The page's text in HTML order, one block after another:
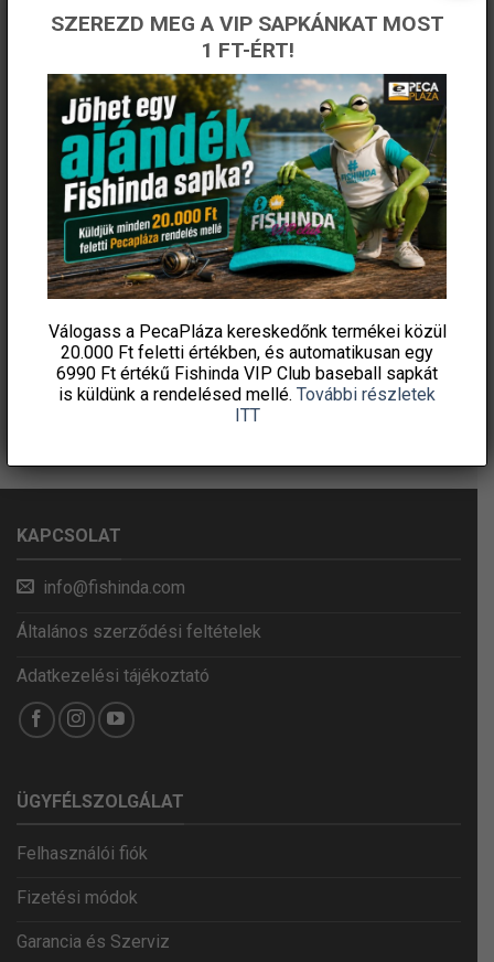
ÉRTESÜLJ ELSŐKÉNT! IRATKOZZ FEL A
HÍRLEVELÜNKRE!
KAPCSOLAT
info@fishinda.com
Általános szerződési feltételek
Adatkezelési tájékoztató
ÜGYFÉLSZOLGÁLAT
Felhasználói fiók
Fizetési módok
Garancia és Szerviz
SZEREZD MEG A VIP SAPKÁNKAT MOST
1 FT-ÉRT!
Válogass a PecaPláza kereskedőnk termékei közül
20.000 Ft feletti értékben, és automatikusan egy
6990 Ft értékű Fishinda VIP Club baseball sapkát
is küldünk a rendelésed mellé. További részletek
ITT